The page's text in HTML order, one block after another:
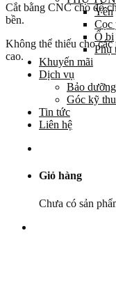
Yên
Cọc
Ổ bi
Phụ
Khuyến mãi
Dịch vụ
Bảo dưỡng
Góc kỹ
Tin tức
Liên hệ
Giỏ hàng
Chưa có sản
Cắt bằng CNC cho độ
bền.
Không thể thiếu cho
cao.